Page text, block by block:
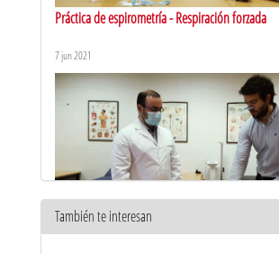
Práctica de espirometría - Respiración forzada
7 jun 2021
También te interesan